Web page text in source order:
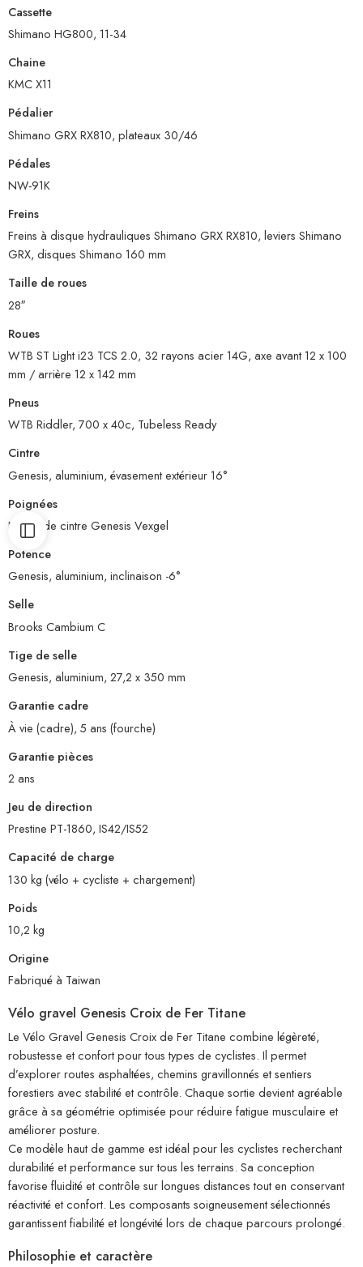
Cassette
Shimano HG800, 11-34
Chaine
KMC X11
Pédalier
Shimano GRX RX810, plateaux 30/46
Pédales
NW-91K
Freins
Freins à disque hydrauliques Shimano GRX RX810, leviers Shimano
GRX, disques Shimano 160 mm
Taille de roues
28″
Roues
WTB ST Light i23 TCS 2.0, 32 rayons acier 14G, axe avant 12 x 100
mm / arrière 12 x 142 mm
Pneus
WTB Riddler, 700 x 40c, Tubeless Ready
Cintre
Genesis, aluminium, évasement extérieur 16°
Poignées
Ruban de cintre Genesis Vexgel
Potence
Genesis, aluminium, inclinaison -6°
Selle
Brooks Cambium C
Tige de selle
Genesis, aluminium, 27,2 x 350 mm
Garantie cadre
À vie (cadre), 5 ans (fourche)
Garantie pièces
2 ans
Jeu de direction
Prestine PT-1860, IS42/IS52
Capacité de charge
130 kg (vélo + cycliste + chargement)
Poids
10,2 kg
Origine
Fabriqué à Taiwan
Vélo gravel Genesis Croix de Fer Titane
Le Vélo Gravel Genesis Croix de Fer Titane combine légèreté,
robustesse et confort pour tous types de cyclistes. Il permet
d’explorer routes asphaltées, chemins gravillonnés et sentiers
forestiers avec stabilité et contrôle. Chaque sortie devient agréable
grâce à sa géométrie optimisée pour réduire fatigue musculaire et
améliorer posture.
Ce modèle haut de gamme est idéal pour les cyclistes recherchant
durabilité et performance sur tous les terrains. Sa conception
favorise fluidité et contrôle sur longues distances tout en conservant
réactivité et confort. Les composants soigneusement sélectionnés
garantissent fiabilité et longévité lors de chaque parcours prolongé.
Philosophie et caractère